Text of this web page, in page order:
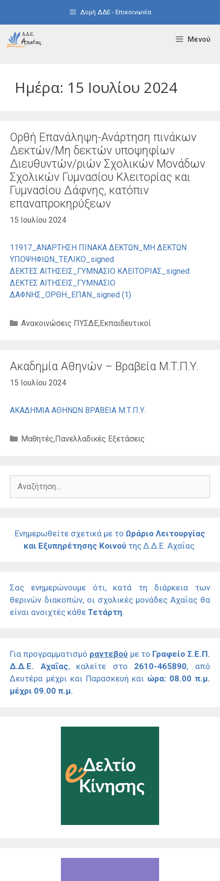
Δομή ΔΔΕ - Επικοινωνία
Μενού
Ημέρα: 15 Ιουλίου 2024
Ορθή Επανάληψη-Ανάρτηση πινάκων
Δεκτών/Μη δεκτών υποψηφίων
Διευθυντών/ριών Σχολικών Μονάδων
Σχολικών Γυμνασίου Κλειτορίας και
Γυμνασίου Δάφνης, κατόπιν
επαναπροκηρύξεων
15 Ιουλίου 2024
11917_ΑΝΑΡΤΗΣΗ ΠΙΝΑΚΑ ΔΕΚΤΩΝ_ΜΗ ΔΕΚΤΩΝ
ΥΠΟΨΗΦΙΩΝ_ΤΕΛΙΚΟ_signed
ΔΕΚΤΕΣ ΑΙΤΗΣΕΙΣ_ΓΥΜΝΑΣΙΟ ΚΛΕΙΤΟΡΙΑΣ_signed
ΔΕΚΤΕΣ ΑΙΤΗΣΕΙΣ_ΓΥΜΝΑΣΙΟ
ΔΑΦΝΗΣ_ΟΡΘΗ_ΕΠΑΝ_signed (1)
Κατηγορίες
Ανακοινώσεις ΠΥΣΔΕ,Εκπαιδευτικοί
Ακαδημία Αθηνών – Βραβεία Μ.Τ.Π.Υ.
15 Ιουλίου 2024
ΑΚΑΔΗΜΙΑ ΑΘΗΝΩΝ ΒΡΑΒΕΙΑ Μ.Τ.Π.Υ.
Κατηγορίες
Μαθητές,Πανελλαδικές Εξετάσεις
Αναζήτηση
Ενημερωθείτε σχετικά με το Ωράριο Λειτουργίας
και Εξυπηρέτησης Κοινού της Δ.Δ.Ε. Αχαΐας.
Σας ενημερώνουμε ότι, κατά τη διάρκεια των
θερινών διακοπών, οι σχολικές μονάδες Αχαΐας θα
είναι ανοιχτές κάθε Τετάρτη.
Για προγραμματισμό ραντεβού με το Γραφείο Σ.Ε.Π.
Δ.Δ.Ε. Αχαΐας, καλείτε στο 2610-465890, από
Δευτέρα μέχρι και Παρασκευή και ώρα: 08.00 π.μ.
μέχρι 09.00 π.μ.